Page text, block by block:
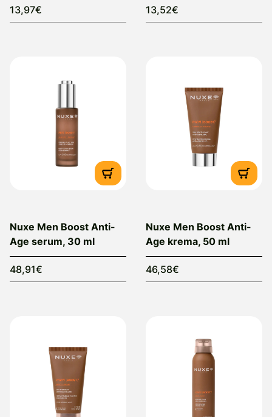
13,97€ 13,52€
Nuxe Men Boost Anti-
Age serum, 30 ml
48,91€
Nuxe Men Boost Anti-
Age krema, 50 ml
46,58€